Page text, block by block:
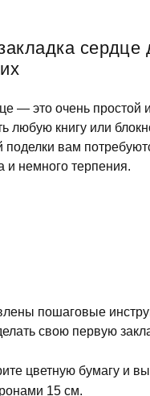
сердце
— это очень простой
любую книгу или
поделки вам
и немного терпения.
пошаговые
свою первую
цветную бумагу и
15 см.